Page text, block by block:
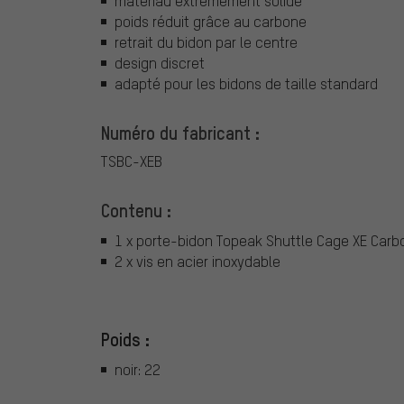
poids réduit grâce au carbone
retrait du bidon par le centre
design discret
adapté pour les bidons de taille standard
Numéro du fabricant :
TSBC-XEB
Contenu :
1 x porte-bidon Topeak Shuttle Cage XE
2 x vis en acier inoxydable
Poids :
noir: 22